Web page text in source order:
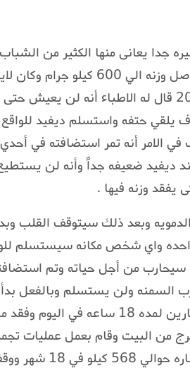
جدا يعانى منها الكثير من
يدعي ديفيد سميث والذي وصل وزنه
يلقي حتفه واستسلم ديفيد
الامر أنه تمر استضافته في
ديفيد ضعيفه جداً وأنه لن
يفقد وزنه فيها .
وبعد ذلك سيتوقف القلب
واي شخص مكانه سيستسلم
سيحارب من أجل حياته وتم
ولن يستسلم وبالفعل بدأ
من البيت وقام بعمل عمليات
وبالفعل استطاع